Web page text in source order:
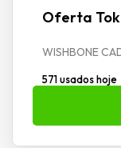
Oferta Tok
WISHBONE
571 usados hoje